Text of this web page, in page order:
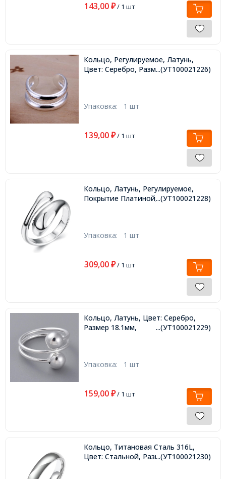
143,00 ₽/ 1 шт
Кольцо, Регулируемое, Латунь,
Цвет: Серебро, Размер 17.3,...(УТ100021226)
Упаковка: 1 шт
139,00 ₽/ 1 шт
Кольцо, Латунь, Регулируемое,
Покрытие Платиной, Размер 17.3,
...(УТ100021228)
Упаковка: 1 шт
309,00 ₽/ 1 шт
Кольцо, Латунь, Цвет: Серебро,
Размер 18.1мм,
...(УТ100021229)
Упаковка: 1 шт
159,00 ₽/ 1 шт
Кольцо, Титановая Сталь 316L,
Цвет: Стальной, Размер 18.9мм,
...(УТ100021230)